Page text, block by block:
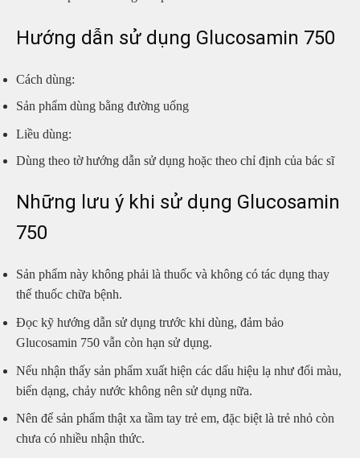
Hướng dẫn sử dụng Glucosamin 750
Cách dùng:
Sản phẩm dùng bằng đường uống
Liều dùng:
Dùng theo tờ hướng dẫn sử dụng hoặc theo chỉ định của bác sĩ
Những lưu ý khi sử dụng Glucosamin
750
Sản phẩm này không phải là thuốc và không có tác dụng thay
thế thuốc chữa bệnh.
Đọc kỹ hướng dẫn sử dụng trước khi dùng, đảm bảo
Glucosamin 750 vẫn còn hạn sử dụng.
Nếu nhận thấy sản phẩm xuất hiện các dấu hiệu lạ như đổi màu,
biến dạng, chảy nước không nên sử dụng nữa.
Nên để sản phẩm thật xa tầm tay trẻ em, đặc biệt là trẻ nhỏ còn
chưa có nhiều nhận thức.